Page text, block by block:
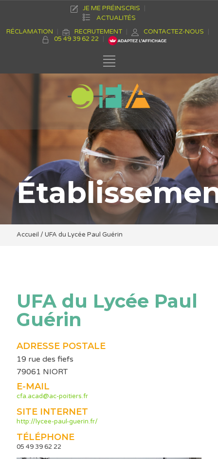
JE ME PRÉINSCRIS
ACTUALITÉS
RÉCLAMATION
RECRUTEMENT
CONTACTEZ-NOUS
05 49 39 62 22
Accueil / UFA du Lycée Paul Guérin
UFA du Lycée Paul
Guérin
ADRESSE POSTALE
19 rue des fiefs
79061 NIORT
E-MAIL
cfa.acad@ac-poitiers.fr
SITE INTERNET
http://lycee-paul-guerin.fr/
TÉLÉPHONE
05 49 39 62 22